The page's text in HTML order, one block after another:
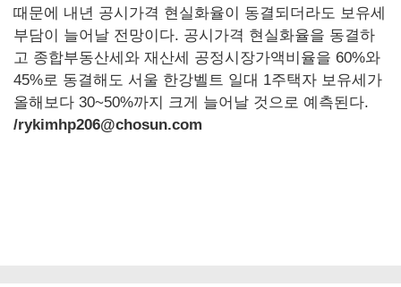
때문에 내년 공시가격 현실화율이 동결되더라도 보유세
부담이 늘어날 전망이다. 공시가격 현실화율을 동결하
고 종합부동산세와 재산세 공정시장가액비율을 60%와
45%로 동결해도 서울 한강벨트 일대 1주택자 보유세가
올해보다 30~50%까지 크게 늘어날 것으로 예측된다.
/rykimhp206@chosun.com